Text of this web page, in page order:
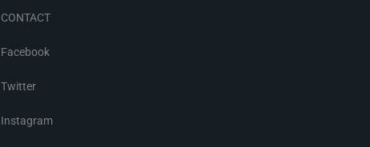
CONTACT
Facebook
Twitter
Instagram